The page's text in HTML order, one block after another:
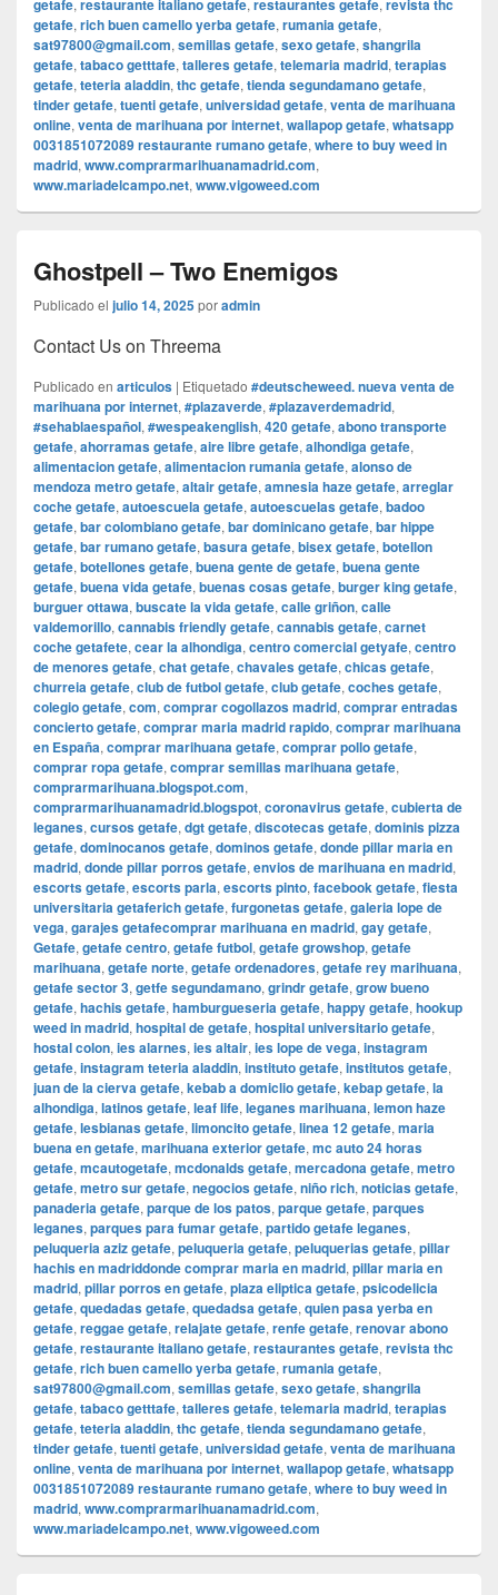
getafe, restaurante italiano getafe, restaurantes getafe, revista thc
getafe, rich buen camello yerba getafe, rumania getafe,
sat97800@gmail.com, semillas getafe, sexo getafe, shangrila
getafe, tabaco getttafe, talleres getafe, telemaria madrid, terapias
getafe, teteria aladdin, thc getafe, tienda segundamano getafe,
tinder getafe, tuenti getafe, universidad getafe, venta de marihuana
online, venta de marihuana por internet, wallapop getafe, whatsapp
0031851072089 restaurante rumano getafe, where to buy weed in
madrid, www.comprarmarihuanamadrid.com,
www.mariadelcampo.net, www.vigoweed.com
Ghostpell – Two Enemigos
Publicado el julio 14, 2025poradmin
Contact Us on Threema
Publicado en articulos | Etiquetado #deutscheweed. nueva venta de
marihuana por internet, #plazaverde, #plazaverdemadrid,
#sehablaespañol, #wespeakenglish, 420 getafe, abono transporte
getafe, ahorramas getafe, aire libre getafe, alhondiga getafe,
alimentacion getafe, alimentacion rumania getafe, alonso de
mendoza metro getafe, altair getafe, amnesia haze getafe, arreglar
coche getafe, autoescuela getafe, autoescuelas getafe, badoo
getafe, bar colombiano getafe, bar dominicano getafe, bar hippe
getafe, bar rumano getafe, basura getafe, bisex getafe, botellon
getafe, botellones getafe, buena gente de getafe, buena gente
getafe, buena vida getafe, buenas cosas getafe, burger king getafe,
burguer ottawa, buscate la vida getafe, calle griñon, calle
valdemorillo, cannabis friendly getafe, cannabis getafe, carnet
coche getafete, cear la alhondiga, centro comercial getyafe, centro
de menores getafe, chat getafe, chavales getafe, chicas getafe,
churreia getafe, club de futbol getafe, club getafe, coches getafe,
colegio getafe, com, comprar cogollazos madrid, comprar entradas
concierto getafe, comprar maria madrid rapido, comprar marihuana
en España, comprar marihuana getafe, comprar pollo getafe,
comprar ropa getafe, comprar semillas marihuana getafe,
comprarmarihuana.blogspot.com,
comprarmarihuanamadrid.blogspot, coronavirus getafe, cubierta de
leganes, cursos getafe, dgt getafe, discotecas getafe, dominis pizza
getafe, dominocanos getafe, dominos getafe, donde pillar maria en
madrid, donde pillar porros getafe, envios de marihuana en madrid,
escorts getafe, escorts parla, escorts pinto, facebook getafe, fiesta
universitaria getaferich getafe, furgonetas getafe, galeria lope de
vega, garajes getafecomprar marihuana en madrid, gay getafe,
Getafe, getafe centro, getafe futbol, getafe growshop, getafe
marihuana, getafe norte, getafe ordenadores, getafe rey marihuana,
getafe sector 3, getfe segundamano, grindr getafe, grow bueno
getafe, hachis getafe, hamburgueseria getafe, happy getafe, hookup
weed in madrid, hospital de getafe, hospital universitario getafe,
hostal colon, ies alarnes, ies altair, ies lope de vega, instagram
getafe, instagram teteria aladdin, instituto getafe, institutos getafe,
juan de la cierva getafe, kebab a domiclio getafe, kebap getafe, la
alhondiga, latinos getafe, leaf life, leganes marihuana, lemon haze
getafe, lesbianas getafe, limoncito getafe, linea 12 getafe, maria
buena en getafe, marihuana exterior getafe, mc auto 24 horas
getafe, mcautogetafe, mcdonalds getafe, mercadona getafe, metro
getafe, metro sur getafe, negocios getafe, niño rich, noticias getafe,
panaderia getafe, parque de los patos, parque getafe, parques
leganes, parques para fumar getafe, partido getafe leganes,
peluqueria aziz getafe, peluqueria getafe, peluquerias getafe, pillar
hachis en madriddonde comprar maria en madrid, pillar maria en
madrid, pillar porros en getafe, plaza eliptica getafe, psicodelicia
getafe, quedadas getafe, quedadsa getafe, quien pasa yerba en
getafe, reggae getafe, relajate getafe, renfe getafe, renovar abono
getafe, restaurante italiano getafe, restaurantes getafe, revista thc
getafe, rich buen camello yerba getafe, rumania getafe,
sat97800@gmail.com, semillas getafe, sexo getafe, shangrila
getafe, tabaco getttafe, talleres getafe, telemaria madrid, terapias
getafe, teteria aladdin, thc getafe, tienda segundamano getafe,
tinder getafe, tuenti getafe, universidad getafe, venta de marihuana
online, venta de marihuana por internet, wallapop getafe, whatsapp
0031851072089 restaurante rumano getafe, where to buy weed in
madrid, www.comprarmarihuanamadrid.com,
www.mariadelcampo.net, www.vigoweed.com